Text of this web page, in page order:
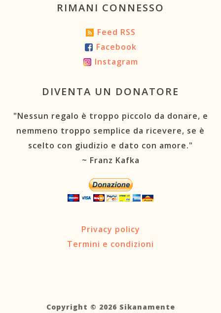
RIMANI CONNESSO
Feed RSS
Facebook
Instagram
DIVENTA UN DONATORE
"Nessun regalo è troppo piccolo da donare, e
nemmeno troppo semplice da ricevere, se è
scelto con giudizio e dato con amore."
~ Franz Kafka
Privacy policy
Termini e condizioni
Copyright © 2026 Sikanamente